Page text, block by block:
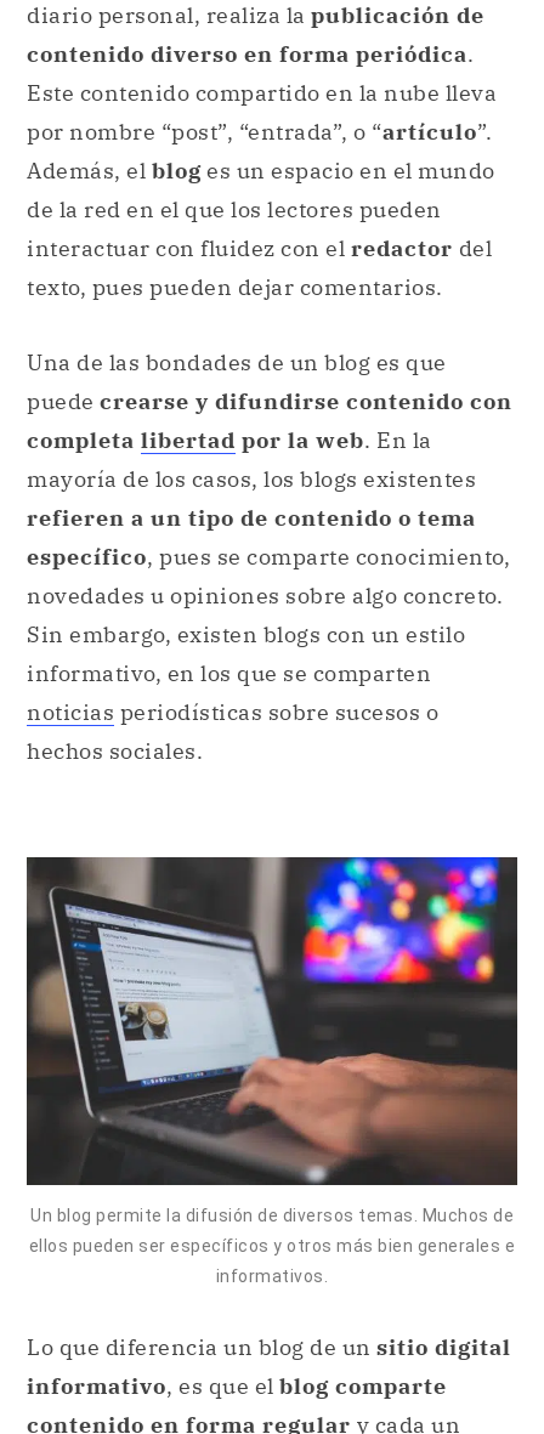
diario personal, realiza la publicación de
contenido diverso en forma periódica.
Este contenido compartido en la nube lleva
por nombre “post”, “entrada”, o “artículo”.
Además, el bloges un espacio en el mundo
de la red en el que los lectores pueden
interactuar con fluidez con el redactor del
texto, pues pueden dejar comentarios.
Una de las bondades de un blog es que
puede crearse y difundirse contenido con
completa libertad por la web. En la
mayoría de los casos, los blogs existentes
refieren a un tipo de contenido o tema
específico, pues se comparte conocimiento,
novedades u opiniones sobre algo concreto.
Sin embargo, existen blogs con un estilo
informativo, en los que se comparten
noticias periodísticas sobre sucesos o
hechos sociales.
Un blog permite la difusión de diversos temas. Muchos de
ellos pueden ser específicos y otros más bien generales e
informativos.
Lo que diferencia un blog de un sitio digital
informativo, es que el blog comparte
contenido en forma regular y cada un